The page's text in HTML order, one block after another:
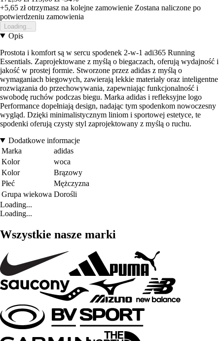
+5,65 złotrzymasz na kolejne zamowienie Zostana naliczone po
potwierdzeniu zamowienia
Loading...
Opis
Prostota i komfort są w sercu spodenek 2-w-1 adi365 Running
Essentials. Zaprojektowane z myślą o biegaczach, oferują wydajność i
jakość w prostej formie. Stworzone przez adidas z myślą o
wymaganiach biegowych, zawierają lekkie materiały oraz inteligentne
rozwiązania do przechowywania, zapewniając funkcjonalność i
swobodę ruchów podczas biegu. Marka adidas i refleksyjne logo
Performance dopełniają design, nadając tym spodenkom nowoczesny
wygląd. Dzięki minimalistycznym liniom i sportowej estetyce, te
spodenki oferują czysty styl zaprojektowany z myślą o ruchu.
Dodatkowe informacje
Marka
adidas
Kolor
woca
Kolor
Brązowy
Płeć
Mężczyzna
Grupa wiekowa Dorośli
Loading...
Loading...
Wszystkie nasze marki